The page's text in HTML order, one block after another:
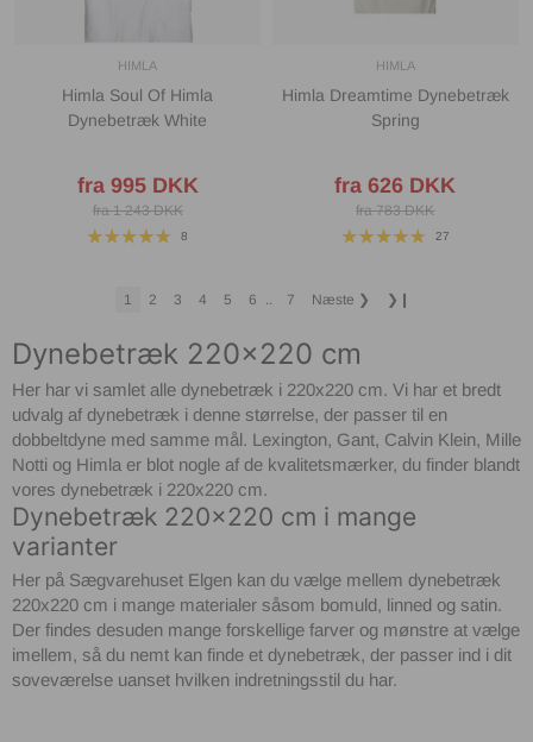
HIMLA
Himla Soul Of Himla
Dynebetræk White
fra 995 DKK
fra 1 243 DKK
8
HIMLA
Himla Dreamtime Dynebetræk
Spring
fra 626 DKK
fra 783 DKK
27
1 2 3 4 5 6 .. 7 Næste ❯ ❯❙
Dynebetræk 220x220 cm
Her har vi samlet alle dynebetræk i 220x220 cm. Vi har et bredt
udvalg af dynebetræk i denne størrelse, der passer til en
dobbeltdyne med samme mål. Lexington, Gant, Calvin Klein, Mille
Notti og Himla er blot nogle af de kvalitetsmærker, du finder blandt
vores dynebetræk i 220x220 cm.
Dynebetræk 220x220 cm i mange
varianter
Her på Sægvarehuset Elgen kan du vælge mellem dynebetræk
220x220 cm i mange materialer såsom bomuld, linned og satin.
Der findes desuden mange forskellige farver og mønstre at vælge
imellem, så du nemt kan finde et dynebetræk, der passer ind i dit
soveværelse uanset hvilken indretningsstil du har.